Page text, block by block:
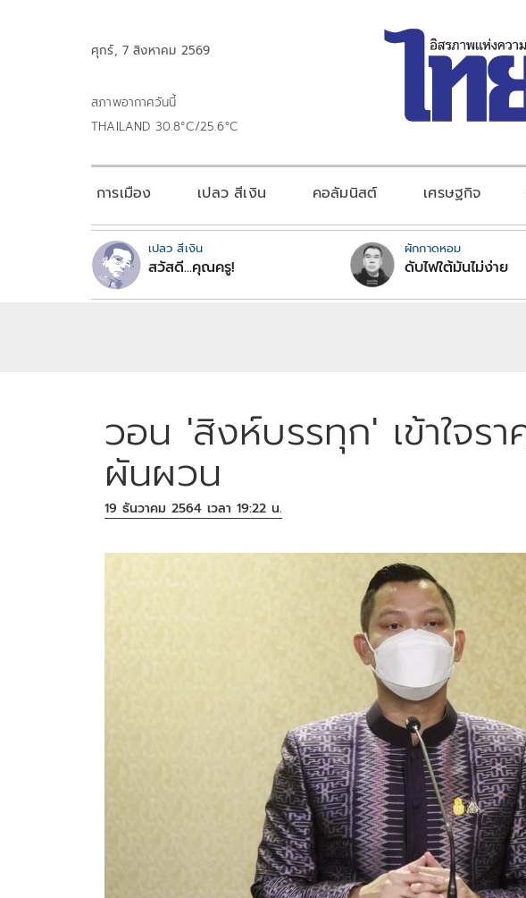
ศุกร์, 7 สิงหาคม 2569
สภาพอากาศวันนี้
THAILAND 30.8°C/25.6°C
การเมือง เปลว สีเงิน คอลัมนิสต์ เศรษฐกิจ
เปลว สีเงิน
สวัสดี...คุณครู!
ผักกาดหอม
ดับไฟใต้มันไม่ง่าย
วอน 'สิงห์บรรทุก' เข้าใจรา
ผันผวน
19 ธันวาคม 2564 เวลา 19:22 น.